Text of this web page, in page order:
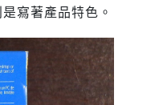
寫著產品特色。